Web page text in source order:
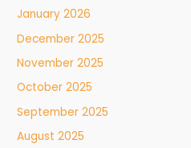
January 2026
December 2025
November 2025
October 2025
September 2025
August 2025